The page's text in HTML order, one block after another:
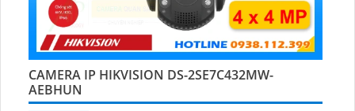
CAMERA IP HIKVISION DS-2SE7C432MW-
AEBHUN